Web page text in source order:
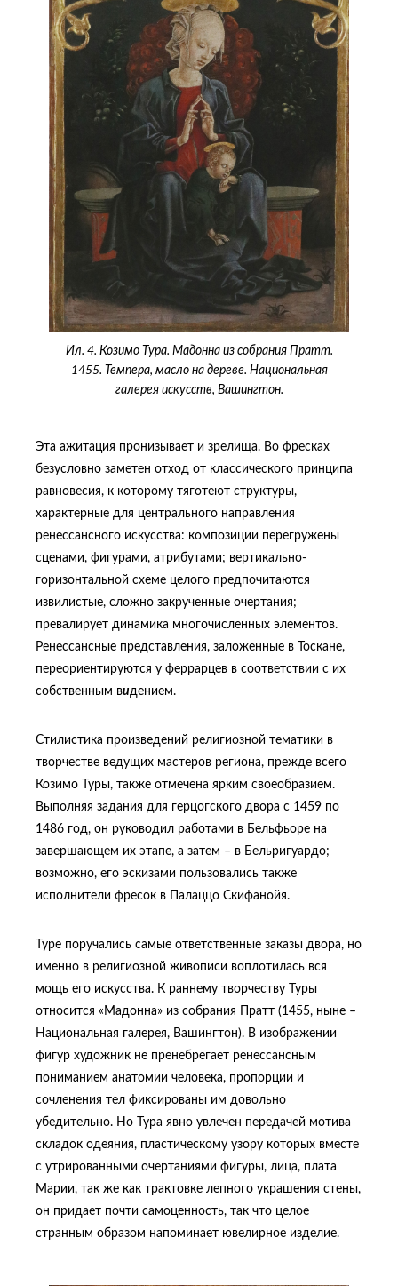
Ил. 4. Козимо Тура. Мадонна из собрания Пратт.
1455. Темпера, масло на дереве. Национальная
галерея искусств, Вашингтон.
Эта ажитация пронизывает и зрелища. Во фресках
безусловно заметен отход от классического принципа
равновесия, к которому тяготеют структуры,
характерные для центрального направления
ренессансного искусства: композиции перегружены
сценами, фигурами, атрибутами; вертикально-
горизонтальной схеме целого предпочитаются
извилистые, сложно закрученные очертания;
превалирует динамика многочисленных элементов.
Ренессансные представления, заложенные в Тоскане,
переориентируются у феррарцев в соответствии с их
собственным видением.
Стилистика произведений религиозной тематики в
творчестве ведущих мастеров региона, прежде всего
Козимо Туры, также отмечена ярким своеобразием.
Выполняя задания для герцогского двора с 1459 по
1486 год, он руководил работами в Бельфьоре на
завершающем их этапе, а затем – в Бельригуардо;
возможно, его эскизами пользовались также
исполнители фресок в Палаццо Скифанойя.
Туре поручались самые ответственные заказы двора, но
именно в религиозной живописи воплотилась вся
мощь его искусства. К раннему творчеству Туры
относится «Мадонна» из собрания Пратт (1455, ныне –
Национальная галерея, Вашингтон). В изображении
фигур художник не пренебрегает ренессансным
пониманием анатомии человека, пропорции и
сочленения тел фиксированы им довольно
убедительно. Но Тура явно увлечен передачей мотива
складок одеяния, пластическому узору которых вместе
с утрированными очертаниями фигуры, лица, плата
Марии, так же как трактовке лепного украшения стены,
он придает почти самоценность, так что целое
странным образом напоминает ювелирное изделие.